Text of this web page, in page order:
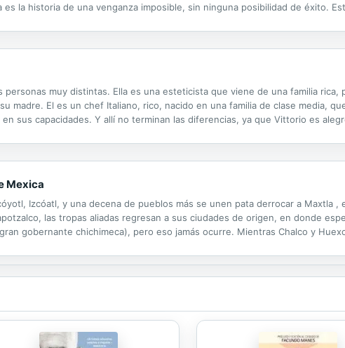
es la historia de una venganza imposible, sin ninguna posibilidad de éxito.
personas muy distintas. Ella es una esteticista que viene de una familia rica,
madre. El es un chef Italiano, rico, nacido en una familia de clase media,
sus capacidades. Y allí no terminan las diferencias, ya que Vittorio es
Mexica
Izcóatl, y una decena de pueblos más se unen pata derrocar a Maxtla
las tropas aliadas regresan a sus ciudades de origen, en donde
gobernante chichimeca), pero eso jamás ocurre. Mientras Chalco y